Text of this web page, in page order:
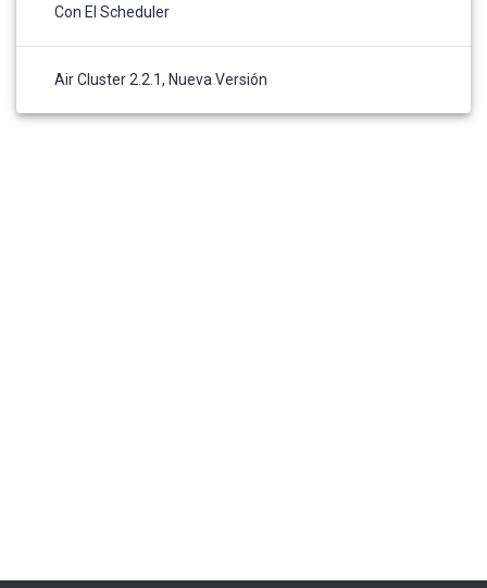
Con El Scheduler
Air Cluster 2.2.1, Nueva Versión